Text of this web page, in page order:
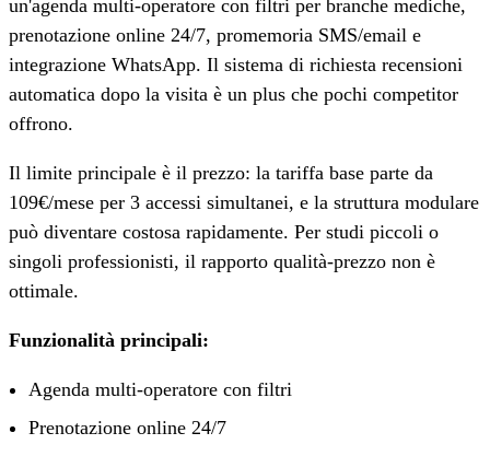
un'agenda multi-operatore con filtri per branche mediche,
prenotazione online 24/7, promemoria SMS/email e
integrazione WhatsApp. Il sistema di richiesta recensioni
automatica dopo la visita è un plus che pochi competitor
offrono.
Il limite principale è il prezzo: la tariffa base parte da
109€/mese per 3 accessi simultanei, e la struttura modulare
può diventare costosa rapidamente. Per studi piccoli o
singoli professionisti, il rapporto qualità-prezzo non è
ottimale.
Funzionalità principali:
Agenda multi-operatore con filtri
Prenotazione online 24/7